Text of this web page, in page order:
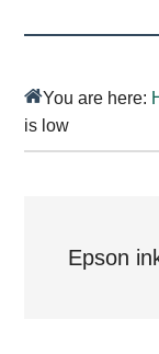
You are here:
is low
Epson